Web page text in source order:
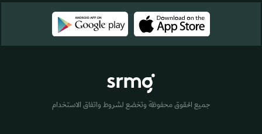
جميع الحقوق محفوظة وتخضع لشروط واتفاق الاستخدام